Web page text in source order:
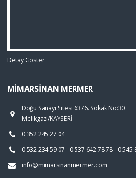
Detay Göster
MIMARSINAN MERMER
Doğu Sanayi Sitesi 6376. Sokak No:30
Melikgazi/KAYSERİ
0 352 245 27 04
0 532 234 59 07 - 0 537 642 78 78 - 0 545
info@mimarsinanmermer.com